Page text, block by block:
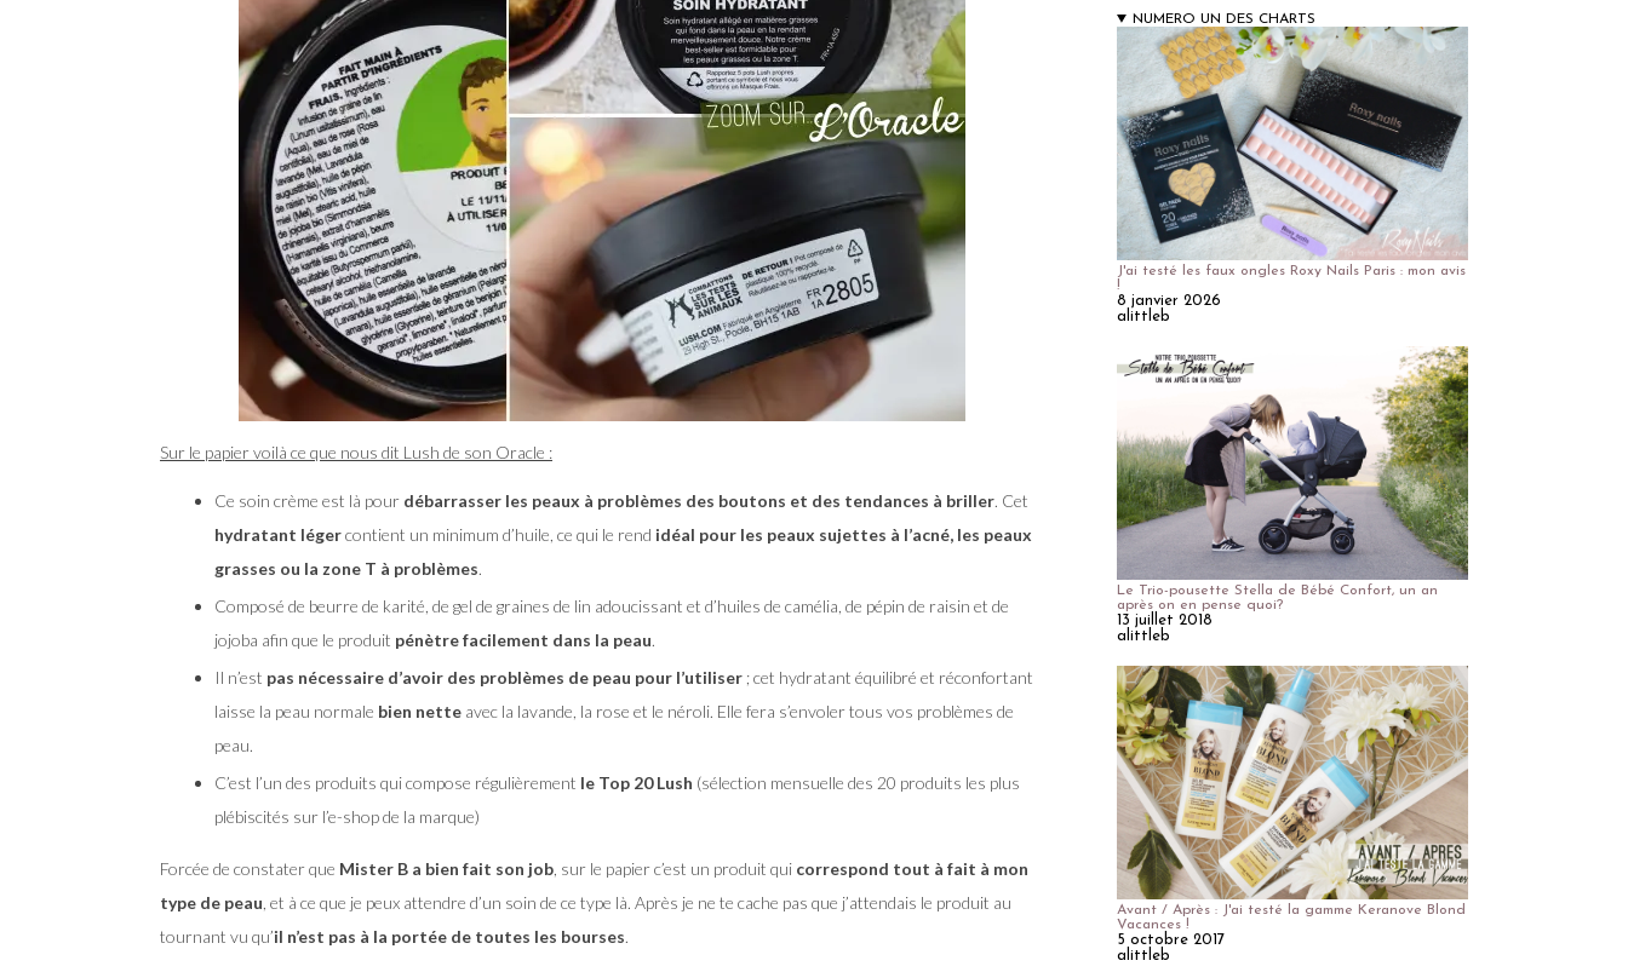
Sur le papier voilà ce que nous dit Lush de son Oracle :
Ce soin crème est là pour débarrasser les peaux à problèmes des boutons et des tendances à briller. Cet
hydratant légercontient un minimum d’huile, ce qui le rend idéal pour les peaux sujettes à l’acné, les peaux
grasses ou la zone T à problèmes.
Composé de beurre de karité, de gel de graines de lin adoucissant et d’huiles de camélia, de pépin de raisin et de
jojoba afin que le produit pénètre facilement dans la peau.
Il n’est pas nécessaire d’avoir des problèmes de peau pour l’utiliser ; cet hydratant équilibré et réconfortant
laisse la peau normale bien nette avec la lavande, la rose et le néroli. Elle fera s’envoler tous vos problèmes de
peau.
C’est l’un des produits qui compose régulièrement le Top 20 Lush (sélection mensuelle des 20 produits les plus
plébiscités sur l’e-shop de la marque)
Forcée de constater que Mister B a bien fait son job , sur le papier c’est un produit qui correspond tout à fait à mon
type de peau , et à ce que je peux attendre d’un soin de ce type là. Après je ne te cache pas que j’attendais le produit au
tournant vu qu’il n’est pas à la portée de toutes les bourses.
NUMERO UN DES CHARTS
J'ai testé les faux ongles Roxy Nails Paris : mon avis
!
8 janvier 2026
alittleb
Le Trio-pousette Stella de Bébé Confort, un an
après on en pense quoi?
13 juillet 2018
alittleb
Avant / Après : J'ai testé la gamme Keranove Blond
Vacances !
5 octobre 2017
alittleb